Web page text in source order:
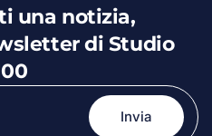
una notizia,
di Studio